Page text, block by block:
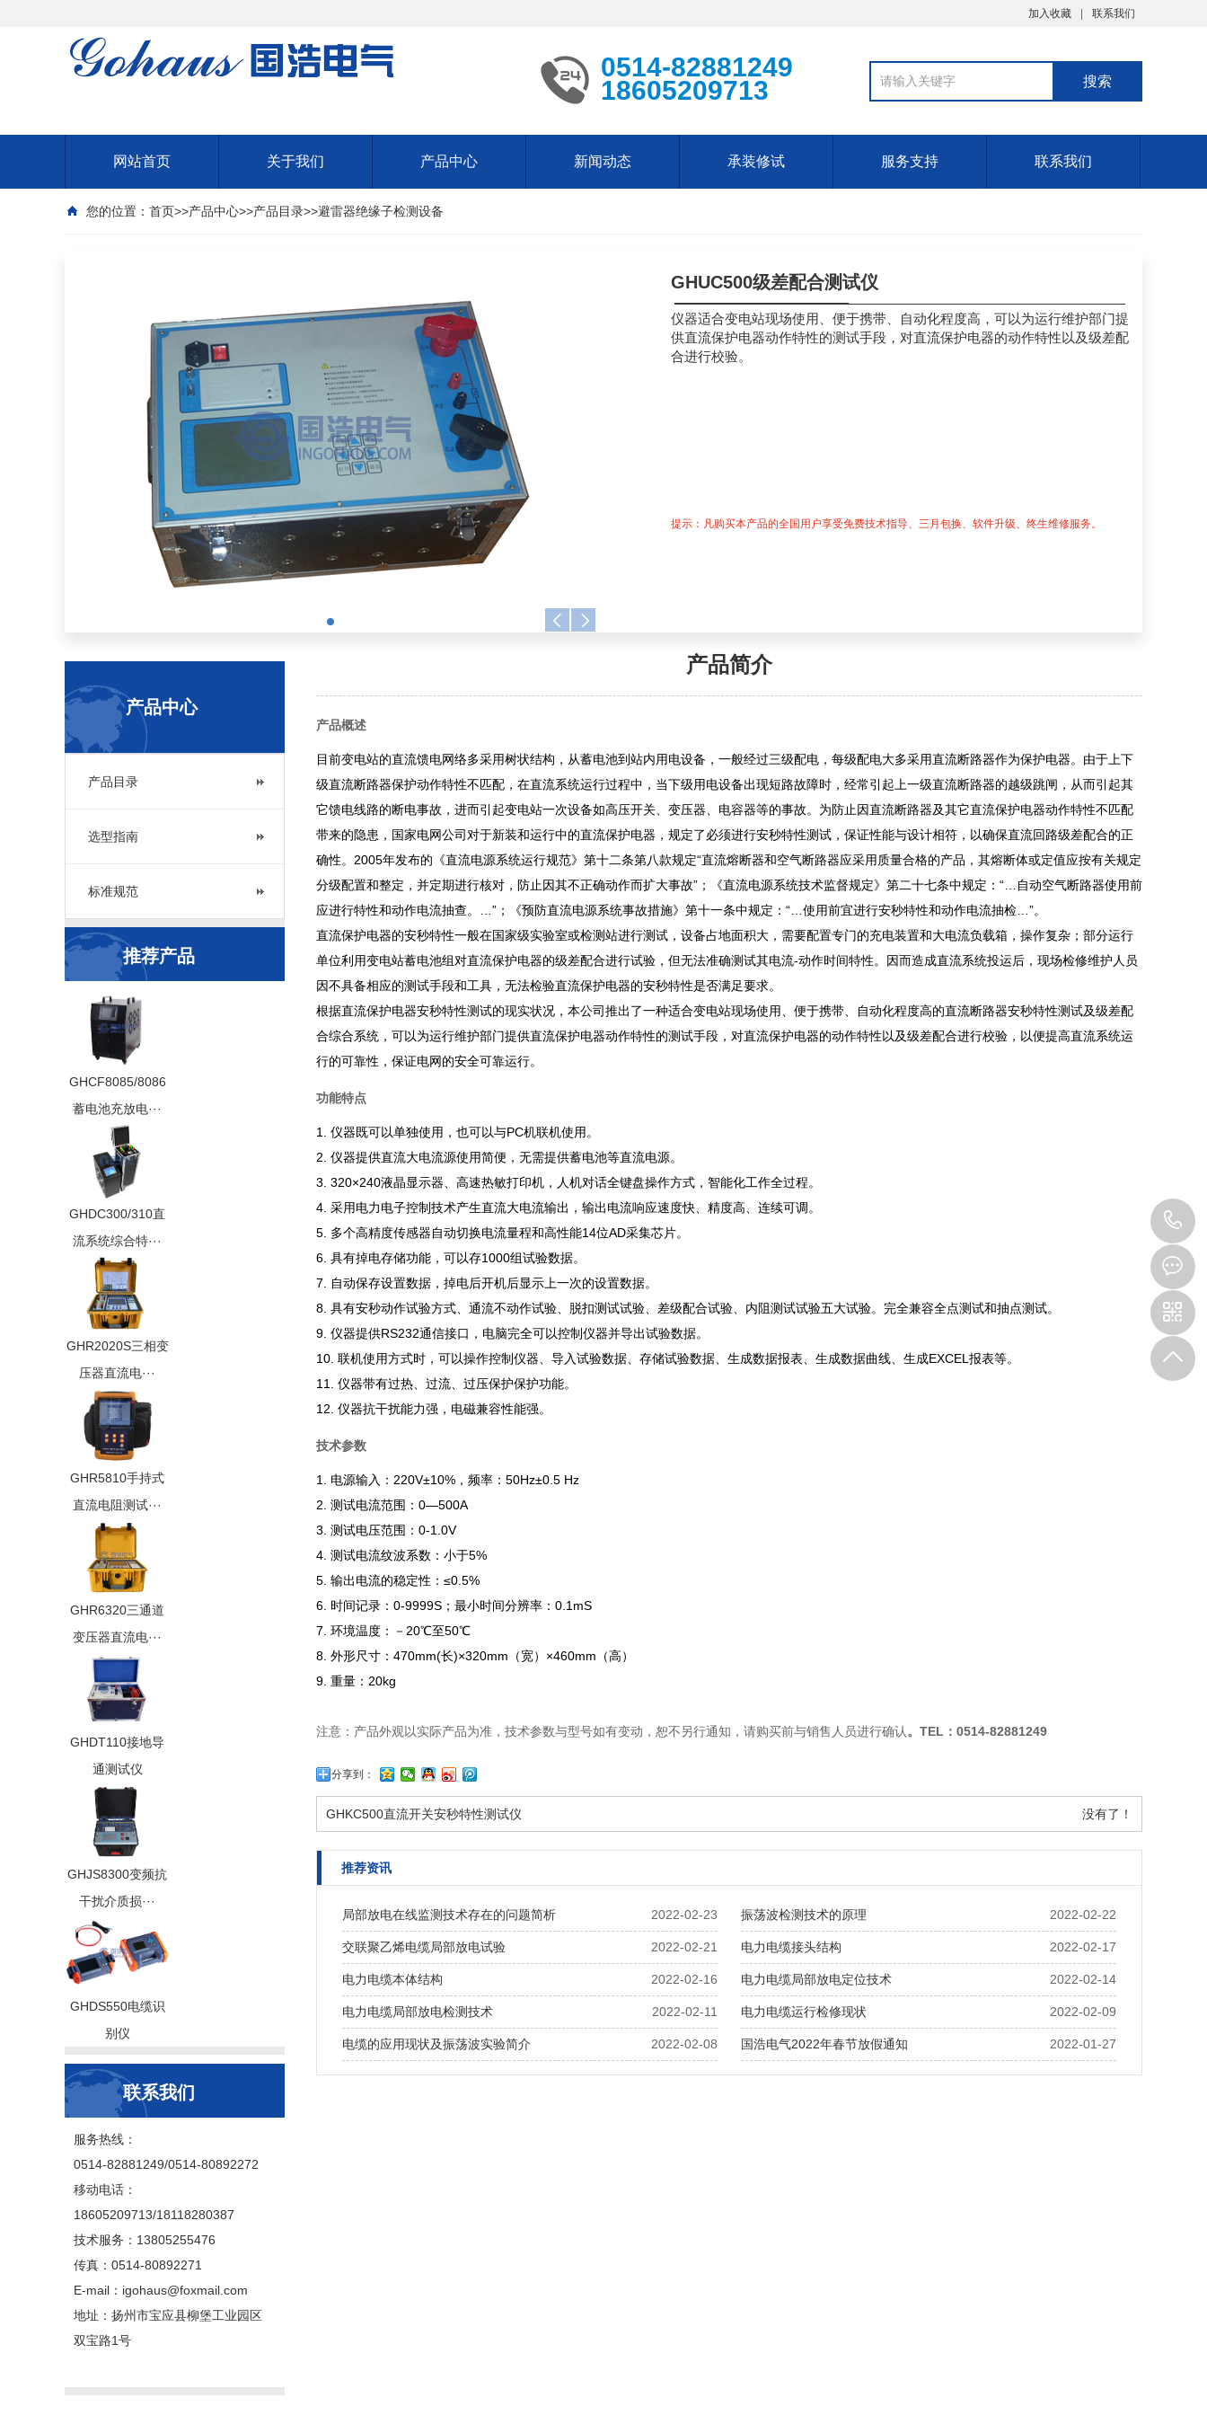
加入收藏 联系我们
0514-82881249
18605209713
网站首页 关于我们 产品中心 新闻动态 承装修试 服务支持 联系我们
您的位置： 首页>>产品中心>>产品目录>>避雷器绝缘子检测设备
GHUC500级差配合测试仪
仪器适合变电站现场使用、便于携带、自动化程度高，可以为运行维护部门提
供直流保护电器动作特性的测试手段，对直流保护电器的动作特性以及级差配
合进行校验。
提示：凡购买本产品的全国用户享受免费技术指导、三月包换、软件升级、终生维修服务。
产品中心
产品目录
选型指南
标准规范
推荐产品
GHCF8085/8086
蓄电池充放电···
GHDC300/310直
流系统综合特···
GHR2020S三相变
压器直流电···
GHR5810手持式
直流电阻测试···
GHR6320三通道
变压器直流电···
GHDT110接地导
通测试仪
GHJS8300变频抗
干扰介质损···
GHDS550电缆识
别仪
联系我们
服务热线：
0514-82881249/0514-80892272
移动电话：
18605209713/18118280387
技术服务：13805255476
传真：0514-80892271
E-mail：igohaus@foxmail.com
地址：扬州市宝应县柳堡工业园区
双宝路1号
产品简介
产品概述
目前变电站的直流馈电网络多采用树状结构，从蓄电池到站内用电设备，一般经过三级配电，每级配电大多采用直流断路器作为保护电器。由于上下
级直流断路器保护动作特性不匹配，在直流系统运行过程中，当下级用电设备出现短路故障时，经常引起上一级直流断路器的越级跳闸，从而引起其
它馈电线路的断电事故，进而引起变电站一次设备如高压开关、变压器、电容器等的事故。为防止因直流断路器及其它直流保护电器动作特性不匹配
带来的隐患，国家电网公司对于新装和运行中的直流保护电器，规定了必须进行安秒特性测试，保证性能与设计相符，以确保直流回路级差配合的正
确性。2005年发布的《直流电源系统运行规范》第十二条第八款规定“直流熔断器和空气断路器应采用质量合格的产品，其熔断体或定值应按有关规定
分级配置和整定，并定期进行核对，防止因其不正确动作而扩大事故”；《直流电源系统技术监督规定》第二十七条中规定：“…自动空气断路器使用前
应进行特性和动作电流抽查。…”；《预防直流电源系统事故措施》第十一条中规定：“…使用前宜进行安秒特性和动作电流抽检…”。
直流保护电器的安秒特性一般在国家级实验室或检测站进行测试，设备占地面积大，需要配置专门的充电装置和大电流负载箱，操作复杂；部分运行
单位利用变电站蓄电池组对直流保护电器的级差配合进行试验，但无法准确测试其电流-动作时间特性。因而造成直流系统投运后，现场检修维护人员
因不具备相应的测试手段和工具，无法检验直流保护电器的安秒特性是否满足要求。
根据直流保护电器安秒特性测试的现实状况，本公司推出了一种适合变电站现场使用、便于携带、自动化程度高的直流断路器安秒特性测试及级差配
合综合系统，可以为运行维护部门提供直流保护电器动作特性的测试手段，对直流保护电器的动作特性以及级差配合进行校验，以便提高直流系统运
行的可靠性，保证电网的安全可靠运行。
功能特点
1. 仪器既可以单独使用，也可以与PC机联机使用。
2. 仪器提供直流大电流源使用简便，无需提供蓄电池等直流电源。
3. 320×240液晶显示器、高速热敏打印机，人机对话全键盘操作方式，智能化工作全过程。
4. 采用电力电子控制技术产生直流大电流输出，输出电流响应速度快、精度高、连续可调。
5. 多个高精度传感器自动切换电流量程和高性能14位AD采集芯片。
6. 具有掉电存储功能，可以存1000组试验数据。
7. 自动保存设置数据，掉电后开机后显示上一次的设置数据。
8. 具有安秒动作试验方式、通流不动作试验、脱扣测试试验、差级配合试验、内阻测试试验五大试验。完全兼容全点测试和抽点测试。
9. 仪器提供RS232通信接口，电脑完全可以控制仪器并导出试验数据。
10. 联机使用方式时，可以操作控制仪器、导入试验数据、存储试验数据、生成数据报表、生成数据曲线、生成EXCEL报表等。
11. 仪器带有过热、过流、过压保护保护功能。
12. 仪器抗干扰能力强，电磁兼容性能强。
技术参数
1. 电源输入：220V±10%，频率：50Hz±0.5 Hz
2. 测试电流范围：0—500A
3. 测试电压范围：0-1.0V
4. 测试电流纹波系数：小于5%
5. 输出电流的稳定性：≤0.5%
6. 时间记录：0-9999S；最小时间分辨率：0.1mS
7. 环境温度：－20℃至50℃
8. 外形尺寸：470mm(长)×320mm（宽）×460mm（高）
9. 重量：20kg
注意：产品外观以实际产品为准，技术参数与型号如有变动，恕不另行通知，请购买前与销售人员进行确认。 TEL：0514-82881249
分享到：
GHKC500直流开关安秒特性测试仪 没有了！
推荐资讯
2022-02-23
局部放电在线监测技术存在的问题简析 2022-02-22
振荡波检测技术的原理
2022-02-21
交联聚乙烯电缆局部放电试验 2022-02-17
电力电缆接头结构
2022-02-16
电力电缆本体结构 2022-02-14
电力电缆局部放电定位技术
2022-02-11
电力电缆局部放电检测技术 2022-02-09
电力电缆运行检修现状
2022-02-08
电缆的应用现状及振荡波实验简介 2022-01-27
国浩电气2022年春节放假通知